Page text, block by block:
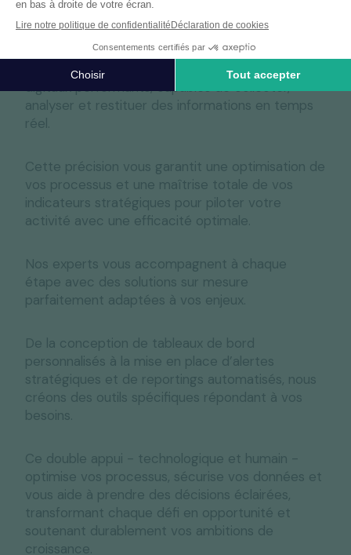
Technologie et expertise humaine
RYDGE Conseil , vos données deviennent
de véritables leviers d’action, grâce à des outils
digitaux performants, capables de collecter,
analyser et restituer des informations en temps
réel.
Cette précision vous garantit une optimisation de
vos processus et une maîtrise totale de vos
indicateurs stratégiques pour piloter votre
activité avec une efficacité optimale.
Nos experts vous accompagnent à chaque
étape avec des solutions sur mesure
parfaitement adaptées à vos enjeux.
De la conception de tableaux de bord
personnalisés à la mise en place d’alertes
stratégiques et de reportings automatisés, nous
créons des outils spécifiques répondant à vos
besoins.
Ce double appui - technologique et humain -
optimise vos processus, sécurise vos données et
vous aide à prendre des décisions éclairées,
transformant chaque défi en opportunité et
soutenant durablement vos ambitions de
croissance.